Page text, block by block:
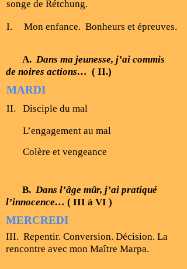
songe de Rétchung.
I. Mon enfance. Bonheurs et épreuves.
A. Dans ma jeunesse, j’ai commis
de noires actions… ( II.)
MARDI
II. Disciple du mal
L’engagement au mal
Colère et vengeance
B. Dans l’âge mûr, j’ai pratiqué
l’innocence… ( III à VI )
MERCREDI
III. Repentir. Conversion. Décision. La
rencontre avec mon Maître Marpa.